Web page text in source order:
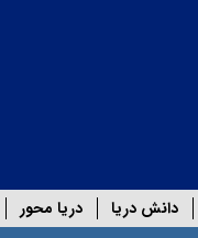
دانش دریا دریا محور